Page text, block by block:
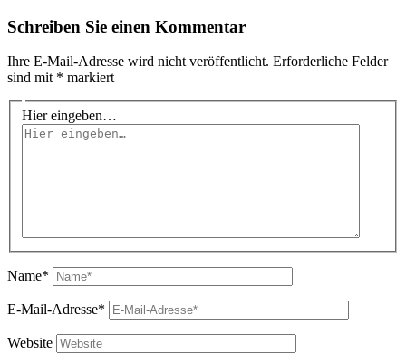
Schreiben Sie einen Kommentar
Ihre E-Mail-Adresse wird nicht veröffentlicht. Erforderliche Felder
sind mit * markiert
Hier eingeben…
Name*
E-Mail-Adresse*
Website